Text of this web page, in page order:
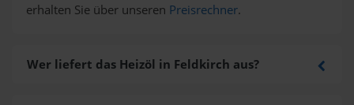
erhalten Sie über unseren Preisrechner.
Wer liefert das Heizöl in Feldkirch aus?